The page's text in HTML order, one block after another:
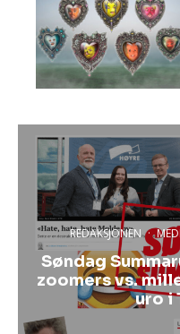
REDAKSJONEN ·
Søndag
zoomers vs.
uro i